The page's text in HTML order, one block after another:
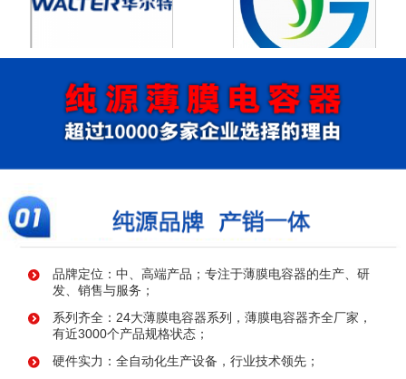
浙江华尔特机电股份有限公
司
浙江格瑶科技股份有限公司
品牌定位：中、高端产品；专注于薄膜电容器的生产、研
发、销售与服务；
系列齐全：24大薄膜电容器系列，薄膜电容器齐全厂家，
有近3000个产品规格状态；
硬件实力：全自动化生产设备，行业技术领先；